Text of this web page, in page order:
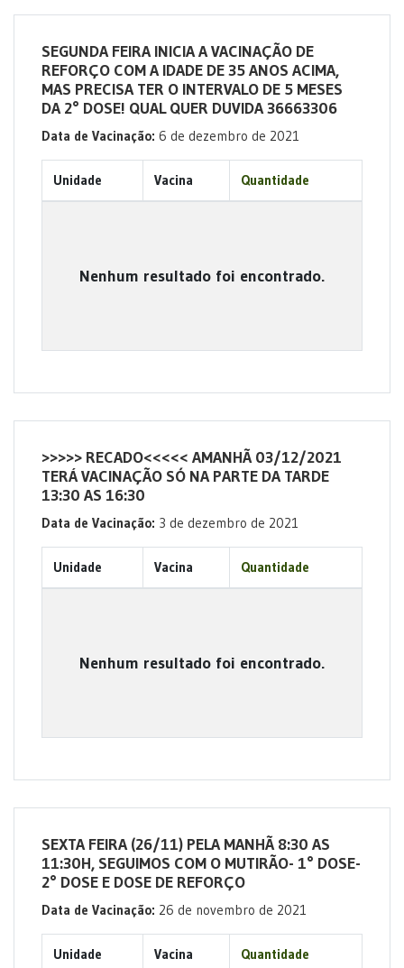
SEGUNDA FEIRA INICIA A VACINAÇÃO DE
REFORÇO COM A IDADE DE 35 ANOS ACIMA,
MAS PRECISA TER O INTERVALO DE 5 MESES
DA 2° DOSE! QUAL QUER DUVIDA 36663306
Data de Vacinação: 6 de dezembro de 2021
Unidade Vacina Quantidade
Nenhum resultado foi encontrado.
>>>>> RECADO<<<<< AMANHÃ 03/12/2021
TERÁ VACINAÇÃO SÓ NA PARTE DA TARDE
13:30 AS 16:30
Data de Vacinação: 3 de dezembro de 2021
Unidade Vacina Quantidade
Nenhum resultado foi encontrado.
SEXTA FEIRA (26/11) PELA MANHÃ 8:30 AS
11:30H, SEGUIMOS COM O MUTIRÃO- 1° DOSE-
2° DOSE E DOSE DE REFORÇO
Data de Vacinação: 26 de novembro de 2021
Unidade Vacina Quantidade